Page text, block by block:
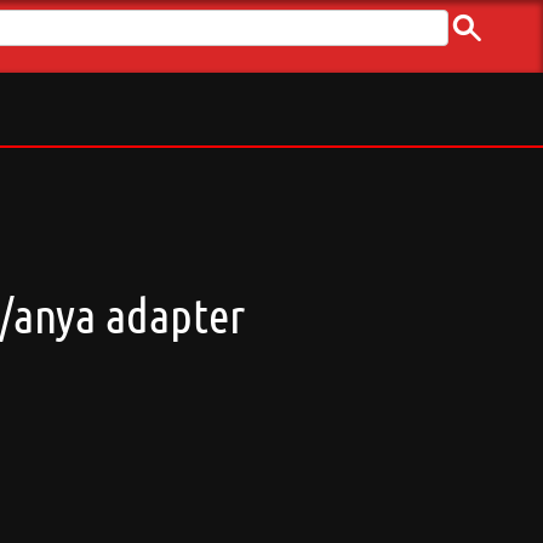
anya adapter